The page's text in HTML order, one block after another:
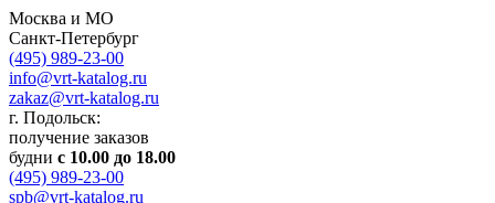
Москва и МО
Санкт-Петербург
(495) 989-23-00
info@vrt-katalog.ru
zakaz@vrt-katalog.ru
г. Подольск:
получение заказов
будни с 10.00 до 18.00
(495) 989-23-00
spb@vrt-katalog.ru